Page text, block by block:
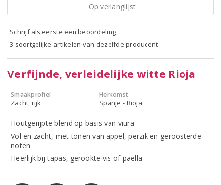
Op verlanglijst
Schrijf als eerste een beoordeling
3 soortgelijke artikelen van dezelfde producent
Verfijnde, verleidelijke witte Rioja
Smaakprofiel
Zacht, rijk
Herkomst
Spanje - Rioja
Houtgerijpte blend op basis van viura
Vol en zacht, met tonen van appel, perzik en geroosterde
noten
Heerlijk bij tapas, gerookte vis of paella